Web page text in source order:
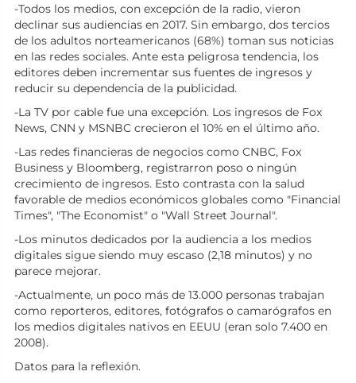
-Todos los medios, con excepción de la radio, vieron
declinar sus audiencias en 2017. Sin embargo, dos tercios
de los adultos norteamericanos (68%) toman sus noticias
en las redes sociales. Ante esta peligrosa tendencia, los
editores deben incrementar sus fuentes de ingresos y
reducir su dependencia de la publicidad.
-La TV por cable fue una excepción. Los ingresos de Fox
News, CNN y MSNBC crecieron el 10% en el último año.
-Las redes financieras de negocios como CNBC, Fox
Business y Bloomberg, registrarron poso o ningún
crecimiento de ingresos. Esto contrasta con la salud
favorable de medios económicos globales como "Financial
Times", "The Economist" o "Wall Street Journal".
-Los minutos dedicados por la audiencia a los medios
digitales sigue siendo muy escaso (2,18 minutos) y no
parece mejorar.
-Actualmente, un poco más de 13.000 personas trabajan
como reporteros, editores, fotógrafos o camarógrafos en
los medios digitales nativos en EEUU (eran solo 7.400 en
2008).
Datos para la reflexión.